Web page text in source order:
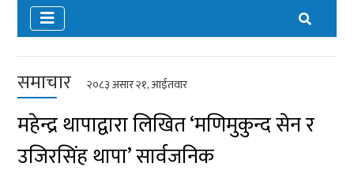
समाचार २०८३ असार २१, आईतवार
महेन्द्र थापाद्वारा लिखित ‘मणिमुकुन्द सेन र
उजिरसिंह थापा’ सार्वजनिक